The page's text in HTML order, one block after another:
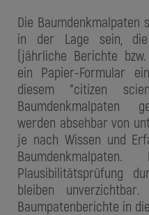
Die Baumdenkmalpaten
in der Lage sein, die
(jährliche Berichte
ein Papier-Formular
diesem "citizen
Baumdenkmalpaten
werden absehbar von
je nach Wissen und
Plausibilitätsprüfung
bleiben
Baumpatenberichte in